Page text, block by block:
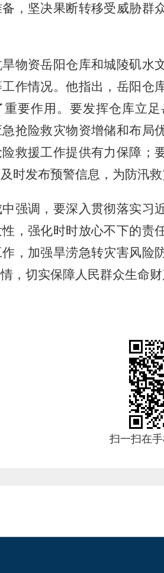
，坚决果断转移受威胁群
物资岳阳仓库和城陵矶水
作情况。他指出，岳阳仓
重要作用。要发挥仓库立
抢险救灾物资增储和布局
救援工作提供有力保障；
时发布预警信息，为防汛救
强调，要深入贯彻落实习
，强化时时放心不下的责
，加强旱涝急转灾害风险
，切实保障人民群众生命财
扫一扫在